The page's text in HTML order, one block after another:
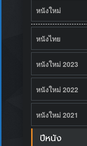
หนังใหม่
หนังไทย
หนังใหม่ 2023
หนังใหม่ 2022
หนังใหม่ 2021
ปีหนัง